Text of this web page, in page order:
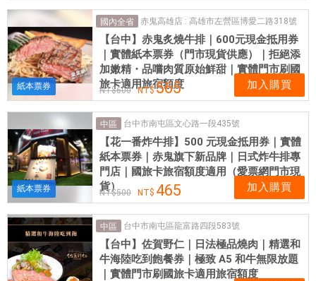
紙本票券
國內全省 赤鬼高雄店 : 高雄市左營區博愛二路318號
【台中】赤鬼炙燒牛排｜600元現金抵用券
｜實體紙本票券（門市現貨供應）｜拒絕添
加嫩精・品嚐肉質原始鮮甜｜實體門市刷國
旅卡適用旅宿額度
600 565 加入購買
紙本票券
中區 台中市南屯區文心路一段435號
【花一番炸牛排】500 元現金抵用券｜實體
紙本票券｜赤鬼旗下新品牌｜日式炸牛排專
門店｜國旅卡旅宿額度適用（愛票網門市現
貨）500 465 加入購買
中區 台中市南屯區龍富路四段583號
【台中】佐賀野仁｜日法極品燒肉｜精選和
牛海陸吃到飽餐券｜極致 A5 和牛無限放題
｜實體門市刷國旅卡適用旅宿額度